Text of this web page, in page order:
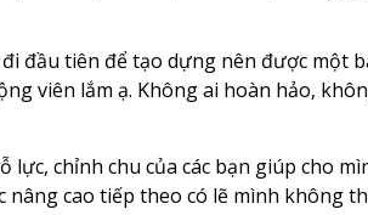
đầu tiên để tạo dựng nên được một
viên lắm ạ. Không ai hoàn hảo,
chỉnh chu của các bạn giúp cho
cao tiếp theo có lẽ mình không